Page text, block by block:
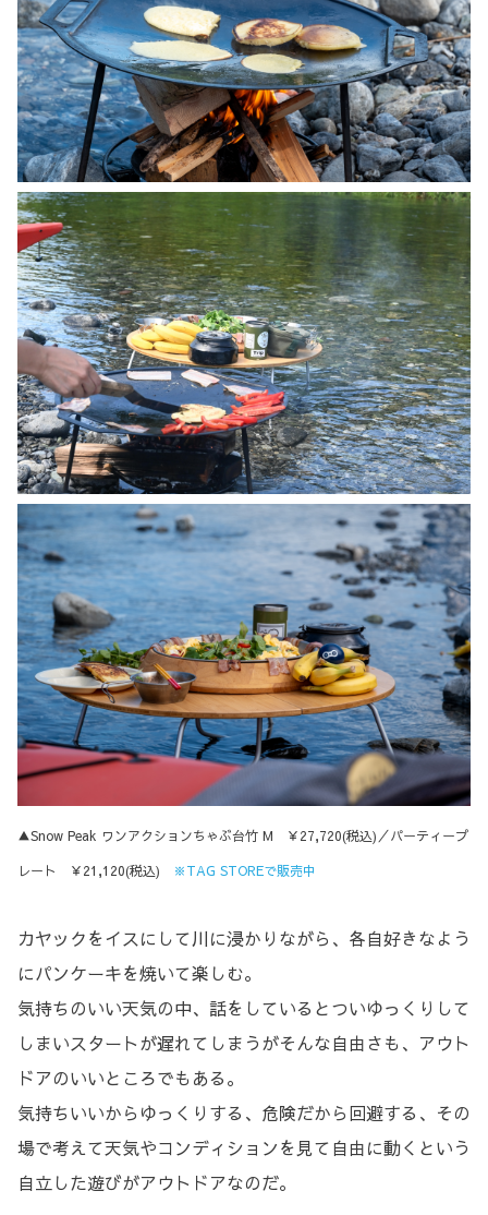
▲Snow Peak ワンアクションちゃぶ台竹 M ￥27,720(税込)／パーティープ
レート ￥21,120(税込)
※TAG STOREで販売中
カヤックをイスにして川に浸かりながら、各自好きなよう
にパンケーキを焼いて楽しむ。
気持ちのいい天気の中、話をしているとついゆっくりして
しまいスタートが遅れてしまうがそんな自由さも、アウト
ドアのいいところでもある。
気持ちいいからゆっくりする、危険だから回避する、その
場で考えて天気やコンディションを見て自由に動くという
自立した遊びがアウトドアなのだ。